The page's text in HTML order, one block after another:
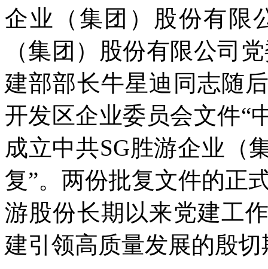
企业（集团）股份有限
（集团）股份有限公司
建部部长牛星迪同志随
开发区企业委员会文件“
成立中共SG胜游企业（
复”。两份批复文件的正
游股份长期以来党建工
建引领高质量发展的殷切